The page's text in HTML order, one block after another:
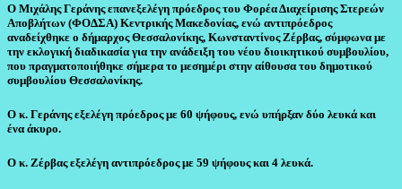
Ο Μιχάλης Γεράνης επανεξελέγη πρόεδρος του Φορέα Διαχείρισης Στερεών
Αποβλήτων (ΦΟΔΣΑ) Κεντρικής Μακεδονίας, ενώ αντιπρόεδρος
αναδείχθηκε ο δήμαρχοςΘεσσαλονίκης, Κωνσταντίνος Ζέρβας, σύμφωνα με
την εκλογική διαδικασία για την ανάδειξη του νέου διοικητικού συμβουλίου,
που πραγματοποιήθηκε σήμερα το μεσημέρι στην αίθουσα του δημοτικού
συμβουλίου Θεσσαλονίκης.
Ο κ. Γεράνης εξελέγη πρόεδρος με 60 ψήφους, ενώ υπήρξαν δύο λευκά και
ένα άκυρο.
Ο κ. Ζέρβας εξελέγη αντιπρόεδρος με 59 ψήφους και 4 λευκά.